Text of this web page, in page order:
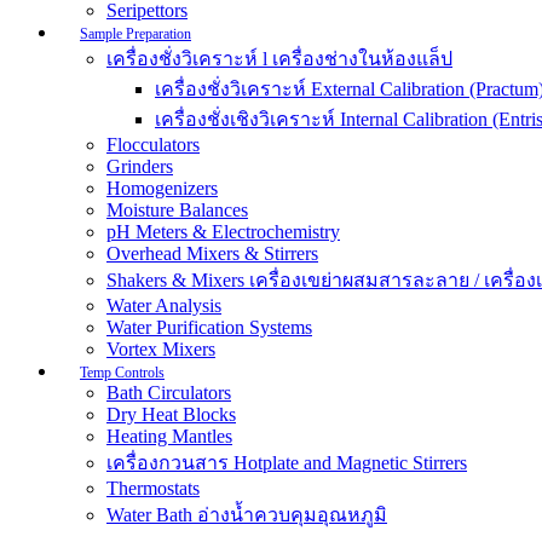
Seripettors
Sample Preparation
เครื่องชั่งวิเคราะห์ l เครื่องช่างในห้องแล็ป
เครื่องชั่งวิเคราะห์ External Calibration
เครื่องชั่งเชิงวิเคราะห์ Internal Calibration
Flocculators
Grinders
Homogenizers
Moisture Balances
pH Meters & Electrochemistry
Overhead Mixers & Stirrers
Shakers & Mixers เครื่องเขย่าผสมสารละลาย / เครื่อง
Water Analysis
Water Purification Systems
Vortex Mixers
Temp Controls
Bath Circulators
Dry Heat Blocks
Heating Mantles
เครื่องกวนสาร Hotplate and Magnetic Stirrers
Thermostats
Water Bath อ่างน้ำควบคุมอุณหภูมิ